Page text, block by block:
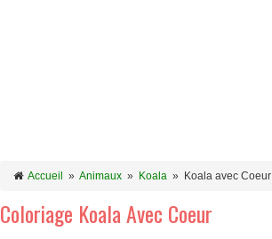
Accueil » Animaux » Koala » Koala avec Coeur
Coloriage Koala Avec Coeur